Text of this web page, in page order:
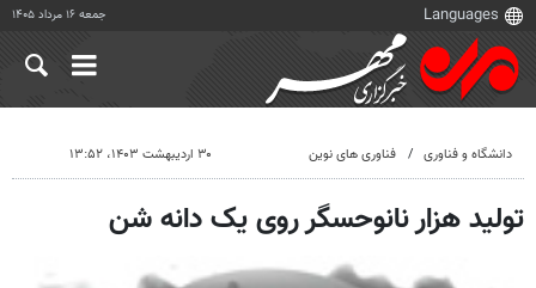
جمعه ۱۶ مرداد ۱۴۰۵
دانشگاه و فناوری فناوری های نوین ۳۰ اردیبهشت ۱۴۰۳، ۱۳:۵۲
تولید هزار نانوحسگر روی یک دانه شن